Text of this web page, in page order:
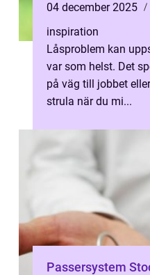
04 december 2025
inspiration
Låsproblem kan
var som helst. Det
på väg till jobbet
strula när du mi...
Passersystem